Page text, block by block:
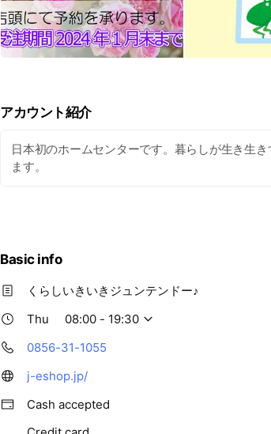
アカウント紹介
日本初のホームセンターです。暮らしが生き生
ます。
Basic info
くらしいきいきジュンテンドー♪
Thu
08:00 - 19:30
0856-31-1055
j-eshop.jp/
Cash accepted